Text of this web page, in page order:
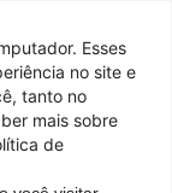
Esses
no site e
tanto no
mais sobre
de